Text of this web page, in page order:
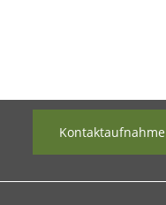
Kontaktaufnahme